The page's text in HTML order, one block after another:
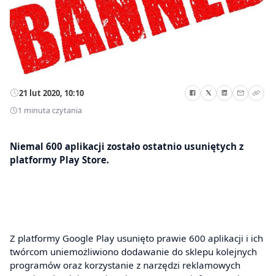
21 lut 2020, 10:10
1 minuta czytania
Niemal 600 aplikacji zostało ostatnio usuniętych z
platformy Play Store.
Z platformy Google Play usunięto prawie 600 aplikacji i ich
twórcom uniemożliwiono dodawanie do sklepu kolejnych
programów oraz korzystanie z narzędzi reklamowych